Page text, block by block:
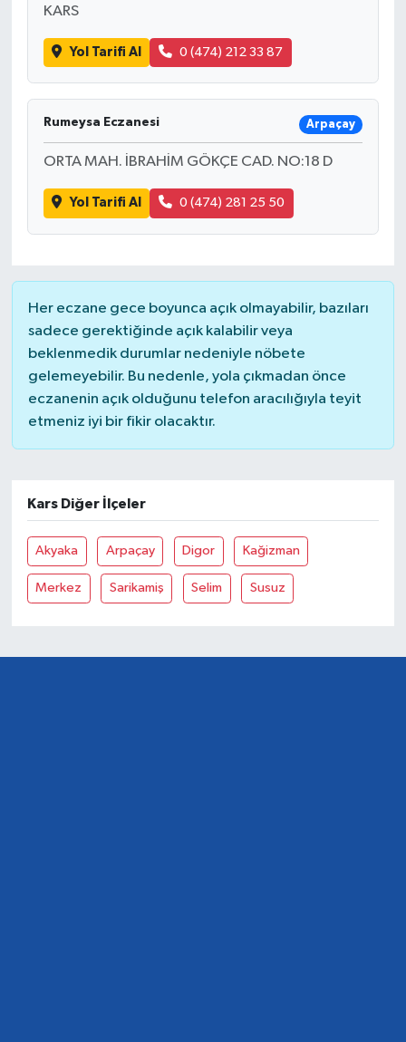
KARS
Yol Tarifi Al 0 (474) 212 33 87
Rumeysa Eczanesi Arpaçay
ORTA MAH. İBRAHİM GÖKÇE CAD. NO:18 D
Yol Tarifi Al 0 (474) 281 25 50
Her eczane gece boyunca açık olmayabilir, bazıları
sadece gerektiğinde açık kalabilir veya
beklenmedik durumlar nedeniyle nöbete
gelemeyebilir. Bu nedenle, yola çıkmadan önce
eczanenin açık olduğunu telefon aracılığıyla teyit
etmeniz iyi bir fikir olacaktır.
Kars Diğer İlçeler
Akyaka Arpaçay Digor Kağizman
Merkez Sarikamiş Selim Susuz